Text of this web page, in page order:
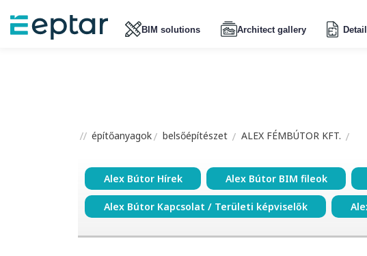
BIM solutions Architect gallery
építőanyagok belsőépítészet ALEX FÉMBÚTOR KFT.
Alex Bútor Hírek Alex Bútor BIM fileok
Alex Bútor Kapcsolat / Területi képviselők